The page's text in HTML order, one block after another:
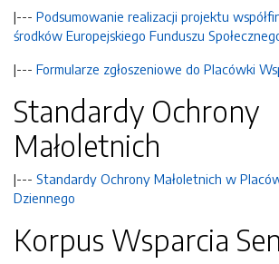
|--- Podsumowanie realizacji projektu
środków Europejskiego Funduszu
|--- Formularze zgłoszeniowe do Placówki
Standardy Ochrony
Małoletnich
|--- Standardy Ochrony Małoletnich w
Dziennego
Korpus Wsparcia